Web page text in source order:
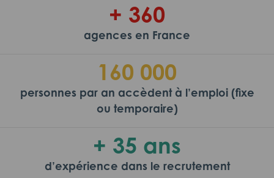
+ 360
agences en France
160 000
personnes par an accèdent à l’emploi (fixe
ou temporaire)
+ 35 ans
d’expérience dans le recrutement